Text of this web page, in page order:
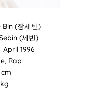
Bin (장세빈)
(세빈)
1996
Rap
cm